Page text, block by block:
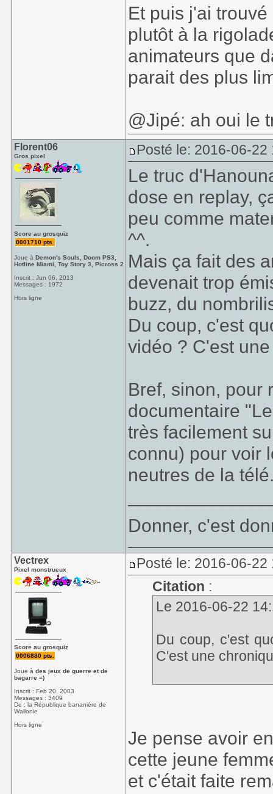
Et puis j'ai
plutôt à la
animateurs que
parait des plus
@Jipé: ah oui le
Florent06
Gros pixel
Score au grosquiz
0001710 pts.
Joue àDemon's Souls, Doom PS3,
Hotline Miami, Toy Story 3, Picross 2
Inscrit : Jun 06, 2013
Messages : 1972
Hors ligne
Posté le: 2016-06-22
Le truc
dose en replay,
peu comme
^^.
Mais ça fait des
devenait trop
buzz, du
Du coup, c'est
vidéo ? C'est
Bref, sinon, pour
documentaire
très facilement
connu) pour voir
neutres de la
Donner, c'est
Vectrex
Pixel monstrueux
Score au grosquiz
0006880 pts.
Joue àdes jeux de guerre et de
bagarre =)
Inscrit : Feb 20, 2003
Messages : 3409
De : la République bananière de
Wallonie
Hors ligne
Posté le: 2016-06-
Citation :
Le 2016-06-22
Du coup, c'est
C'est une
Je pense avoir
cette jeune
et c'était faite